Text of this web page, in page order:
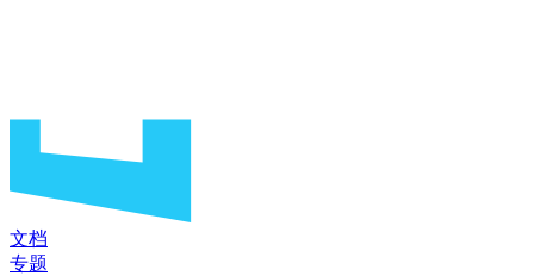
文档
专题